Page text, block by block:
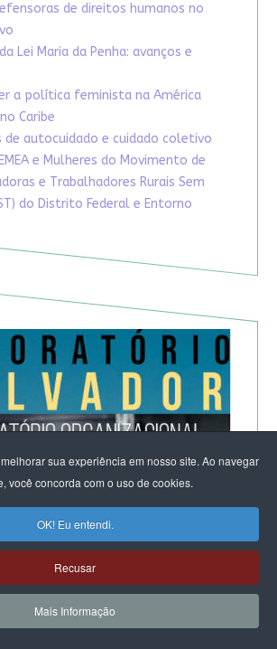
sua experiência em nosso site. Ao navegar
você concorda com o uso de cookies.
OK! Eu entendi.
Recusar
Mais Informação
de direitos humanos no
Lei Maria da Penha: avanços e
a política feminista na América
Caribe
de autocuidado e cuidado coletivo
e Mulheres do Movimento de
e Trabalhadores Rurais Sem
do Distrito Federal e Entorno